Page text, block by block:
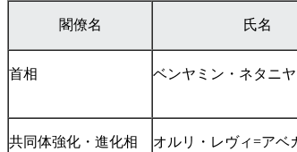
閣僚名 氏名
首相 ベンヤミン・ネタニヤ
共同体強化・進化相 オルリ・レヴィ=アベ